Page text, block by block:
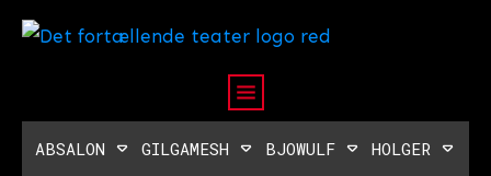
ABSALON GILGAMESH BJOWULF HOLGER